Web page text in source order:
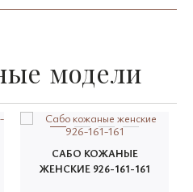
модели
САБО КОЖАНЫЕ
ЖЕНСКИЕ 926-161-161